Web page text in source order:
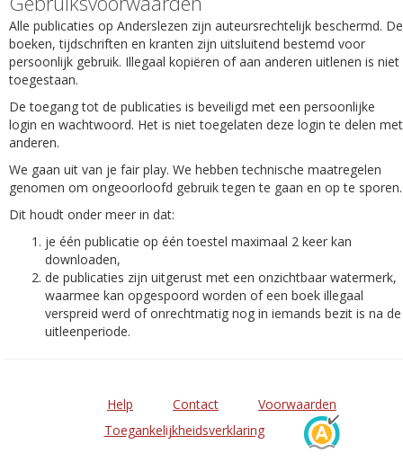
Alle publicaties op Anderslezen zijn auteursrechtelijk beschermd. De
boeken, tijdschriften en kranten zijn uitsluitend bestemd voor
persoonlijk gebruik. Illegaal kopiëren of aan anderen uitlenen is niet
toegestaan.
De toegang tot de publicaties is beveiligd met een persoonlijke
login en wachtwoord. Het is niet toegelaten deze login te delen met
anderen.
We gaan uit van je fair play. We hebben technische maatregelen
genomen om ongeoorloofd gebruik tegen te gaan en op te sporen.
Dit houdt onder meer in dat:
je één publicatie op één toestel maximaal 2 keer kan
downloaden,
de publicaties zijn uitgerust met een onzichtbaar watermerk,
waarmee kan opgespoord worden of een boek illegaal
verspreid werd of onrechtmatig nog in iemands bezit is na de
uitleenperiode.
Help Contact
Voorwaarden
Toegankelijkheidsverklaring